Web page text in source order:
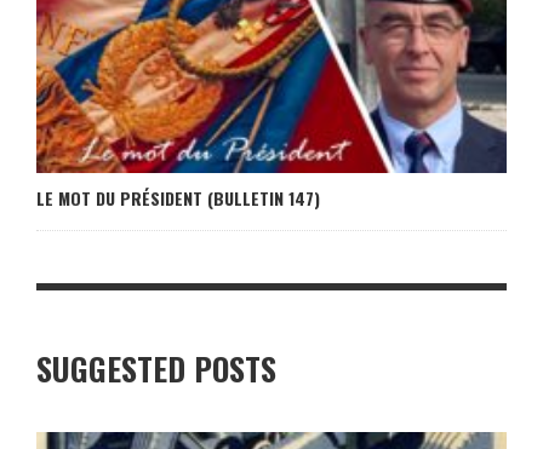
LE MOT DU PRÉSIDENT (BULLETIN 147)
SUGGESTED POSTS